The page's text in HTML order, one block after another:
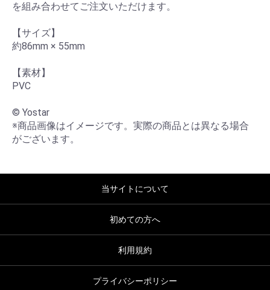
を組み合わせてご注文いただけます。
【サイズ】
約86mm × 55mm
【素材】
PVC
© Yostar
※商品画像はイメージです。実際の商品とは異なる場合
がございます。
当サイトについて
初めての方へ
利用規約
プライバシーポリシー